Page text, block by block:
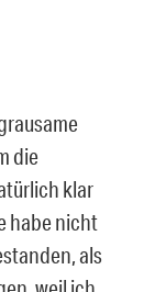
die
klar
habe nicht
als